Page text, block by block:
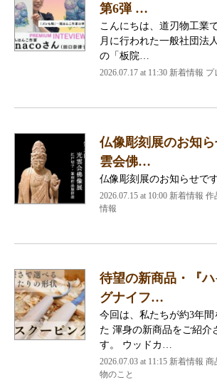
第6弾 …
こんにちは、道刃物工業
月に行われた一般社団法
の「板院…
2026.07.17 at 11:30 新着情報
仏像彫刻展のお知
雲会佛…
仏像彫刻展のお知らせで
2026.07.15 at 10:00 新着情報
情報
待望の新商品・『
グナイフ…
今回は、私たちが約3年間
た 渾身の新商品をご紹介
す。 ウッドカ…
2026.07.03 at 11:15 新着情報
物のこと